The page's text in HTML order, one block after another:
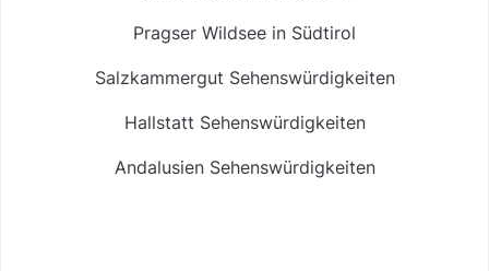
Pragser Wildsee in Südtirol
Salzkammergut Sehenswürdigkeiten
Hallstatt Sehenswürdigkeiten
Andalusien Sehenswürdigkeiten